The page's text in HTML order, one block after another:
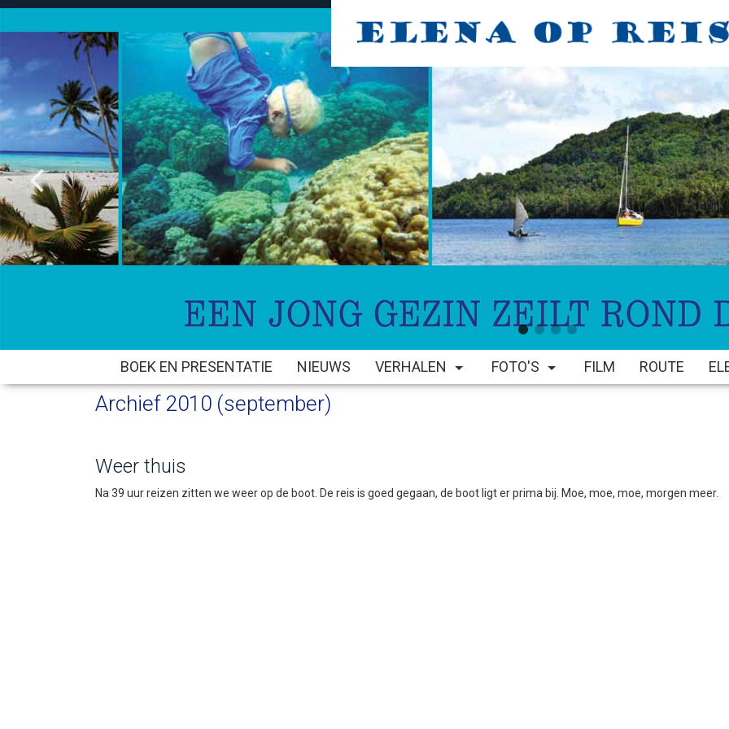
BOEK EN PRESENTATIE NIEUWS VERHALEN FOTO'S FILM ROUTE
Archief 2010 (september)
Weer thuis
Na 39 uur reizen zitten we weer op de boot. De reis is goed gegaan, de boot ligt er prima bij. Moe, moe, moe, morgen meer.